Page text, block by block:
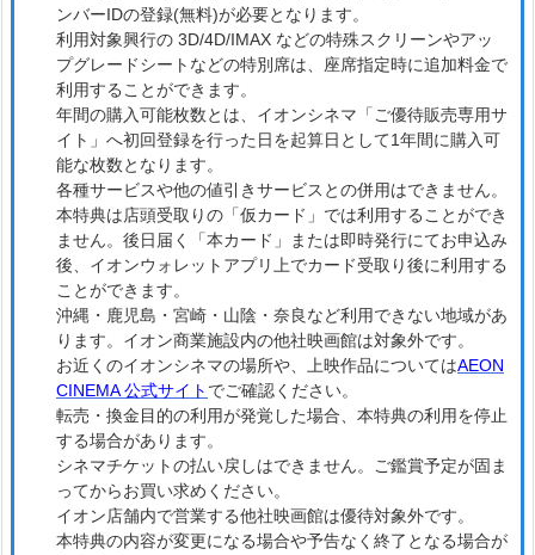
ンバーIDの登録(無料)が必要となります。
利用対象興行の 3D/4D/IMAX などの特殊スクリーンやアッ
プグレードシートなどの特別席は、座席指定時に追加料金で
利用することができます。
年間の購入可能枚数とは、イオンシネマ「ご優待販売専用サ
イト」へ初回登録を行った日を起算日として1年間に購入可
能な枚数となります。
各種サービスや他の値引きサービスとの併用はできません。
本特典は店頭受取りの「仮カード」では利用することができ
ません。後日届く「本カード」または即時発行にてお申込み
後、イオンウォレットアプリ上でカード受取り後に利用する
ことができます。
沖縄・鹿児島・宮崎・山陰・奈良など利用できない地域があ
ります。イオン商業施設内の他社映画館は対象外です。
お近くのイオンシネマの場所や、上映作品についてはAEON
CINEMA 公式サイト でご確認ください。
転売・換金目的の利用が発覚した場合、本特典の利用を停止
する場合があります。
シネマチケットの払い戻しはできません。ご鑑賞予定が固ま
ってからお買い求めください。
イオン店舗内で営業する他社映画館は優待対象外です。
本特典の内容が変更になる場合や予告なく終了となる場合が